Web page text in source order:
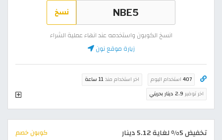
نسخ
انسخ الكوبون واستخدمه عند انهاء عملية الشراء
زيارة موقع نون
407 استخدام اليوم اخر استخدام منذ11 ساعة
اخر توفير 2.9 دينار بحريني
تخفيض 5% لغاية 5.12 دينار كوبون خصم